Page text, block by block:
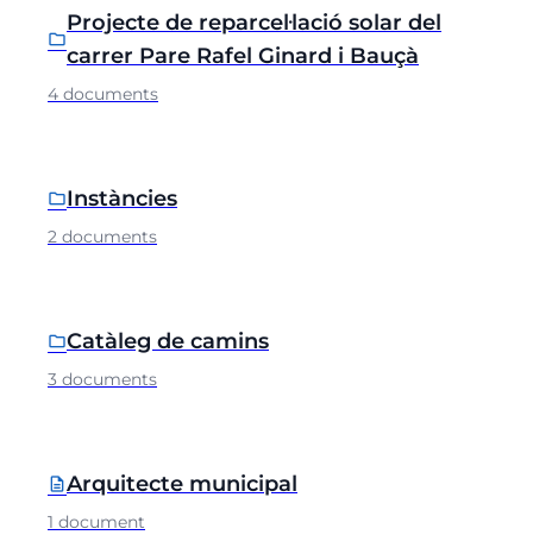
folder
Projecte de reparcel·lació solar del
carrer Pare Rafel Ginard i Bauçà
4 documents
folderInstàncies
2 documents
folderCatàleg de camins
3 documents
descriptionArquitecte municipal
1 document